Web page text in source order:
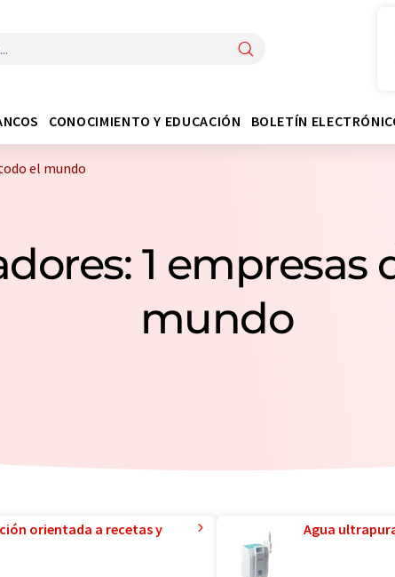
CONOCIMIENTO Y EDUCACIÓN BOLETÍN
el mundo
1 empresas
mundo
orientada a recetas y
Agua